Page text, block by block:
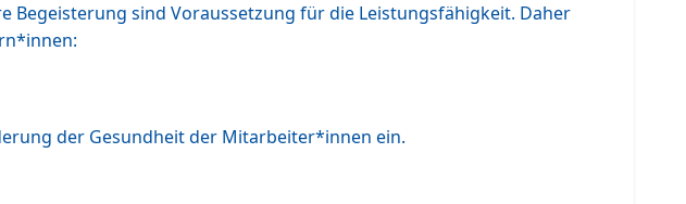
sind Voraussetzung für die Leistungsfähigkeit. Daher
der Gesundheit der Mitarbeiter*innen ein.